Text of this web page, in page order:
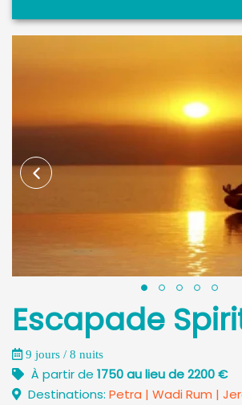
Escapade
9 jours / 8 nuits
À partir de 1750 au lieu de 2200 €
Destinations: Petra | Wadi Rum |